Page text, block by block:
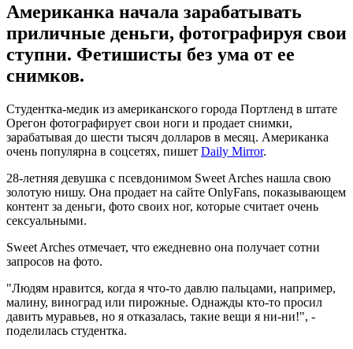
Американка начала зарабатывать
приличные деньги, фотографируя свои
ступни. Фетишисты без ума от ее
снимков.
Студентка-медик из американского города Портленд в штате
Орегон фотографирует свои ноги и продает снимки,
зарабатывая до шести тысяч долларов в месяц. Американка
очень популярна в соцсетях, пишет Daily Mirror.
28-летняя девушка с псевдонимом Sweet Arches нашла свою
золотую нишу. Она продает на сайте OnlyFans, показывающем
контент за деньги, фото своих ног, которые считает очень
сексуальными.
Sweet Arches отмечает, что ежедневно она получает сотни
запросов на фото.
"Людям нравится, когда я что-то давлю пальцами, например,
малину, виноград или пирожные. Однажды кто-то просил
давить муравьев, но я отказалась, такие вещи я ни-ни!", -
поделилась студентка.